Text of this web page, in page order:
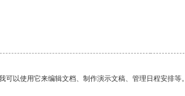
以使用它来编辑文档、制作演示文稿、管理日程安排等。